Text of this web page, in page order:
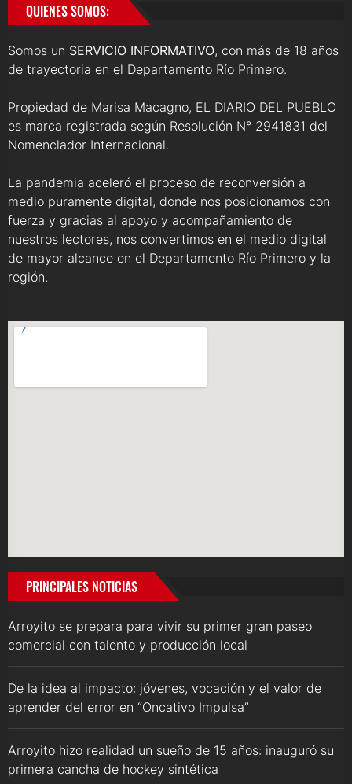
QUIENES SOMOS:
Somos un SERVICIO INFORMATIVO, con más de 18 años
de trayectoria en el Departamento Río Primero.
Propiedad de Marisa Macagno, EL DIARIO DEL PUEBLO
es marca registrada según Resolución N° 2941831 del
Nomenclador Internacional.
La pandemia aceleró el proceso de reconversión a
medio puramente digital, donde nos posicionamos con
fuerza y gracias al apoyo y acompañamiento de
nuestros lectores, nos convertimos en el medio digital
de mayor alcance en el Departamento Río Primero y la
región.
PRINCIPALES NOTICIAS
Arroyito se prepara para vivir su primer gran paseo
comercial con talento y producción local
De la idea al impacto: jóvenes, vocación y el valor de
aprender del error en “Oncativo Impulsa”
Arroyito hizo realidad un sueño de 15 años: inauguró su
primera cancha de hockey sintética